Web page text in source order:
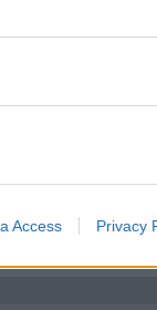
Access Privacy
plats.
beskedet så är
1.45 på hp och
trots överintag?